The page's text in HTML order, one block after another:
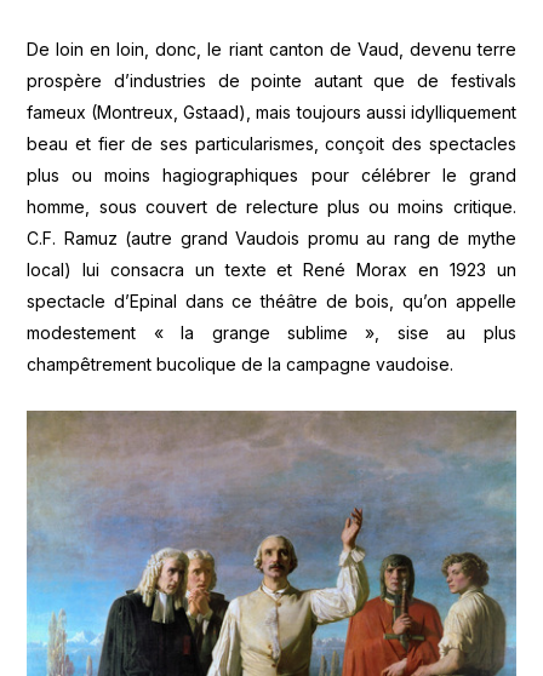
De loin en loin, donc, le riant canton de Vaud, devenu terre
prospère d’industries de pointe autant que de festivals
fameux (Montreux, Gstaad), mais toujours aussi idylliquement
beau et fier de ses particularismes, conçoit des spectacles
plus ou moins hagiographiques pour célébrer le grand
homme, sous couvert de relecture plus ou moins critique.
C.F. Ramuz (autre grand Vaudois promu au rang de mythe
local) lui consacra un texte et René Morax en 1923 un
spectacle d’Epinal dans ce théâtre de bois, qu’on appelle
modestement « la grange sublime », sise au plus
champêtrement bucolique de la campagne vaudoise.